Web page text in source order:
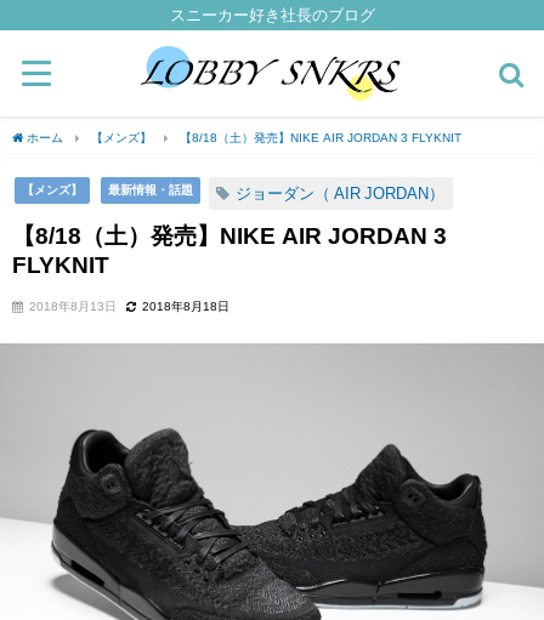
スニーカー好き社長のブログ
ホーム 【メンズ】 【8/18（土）発売】NIKE AIR JORDAN 3 FLYKNIT
【メンズ】 最新情報・話題 ジョーダン（ AIR JORDAN）
【8/18（土）発売】NIKE AIR JORDAN 3
FLYKNIT
2018年8月13日 2018年8月18日